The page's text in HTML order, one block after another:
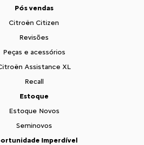
Pós vendas
Citroën Citizen
Revisões
Peças e acessórios
Assistance XL
Recall
Estoque
Estoque Novos
Seminovos
Imperdível